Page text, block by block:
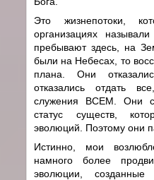
Это жизнепотоки,
организациях
пребывают здесь, на
были на Небесах, то
плана. Они
отказались отдать
служения ВСЕМ. Они
статус существ,
эволюций. Поэтому они
Истинно, мои
намного более
эволюции,